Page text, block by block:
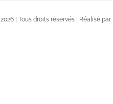
2026 | Tous droits réservés | Réalisé par